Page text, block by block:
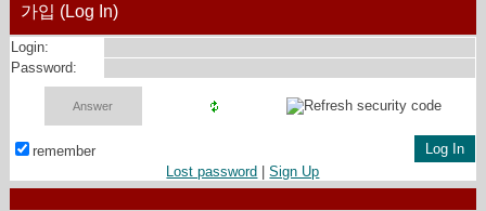
가입 (Log In)
Login:
Password:
remember
Lost password |Sign Up